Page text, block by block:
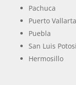
Pachuca
Puerto Vallarta
Puebla
San Luis
Hermosillo